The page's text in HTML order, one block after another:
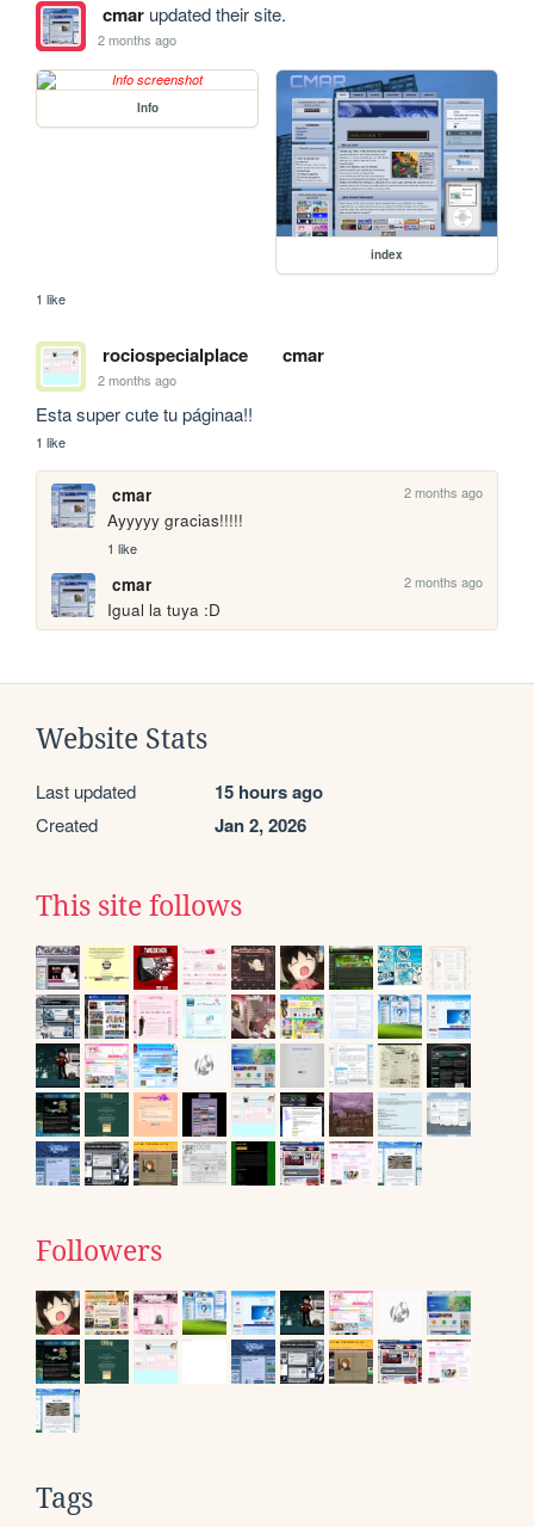
cmarupdated their site.
2 months ago
Info
index
1 like
rociospecialplace cmar
2 months ago
Esta super cute tu páginaa!!
1 like
cmar 2 months ago
Ayyyyy gracias!!!!!
1 like
cmar 2 months ago
Igual la tuya :D
Website Stats
Last updated 15 hours ago
Created Jan 2, 2026
This site follows
Followers
Tags